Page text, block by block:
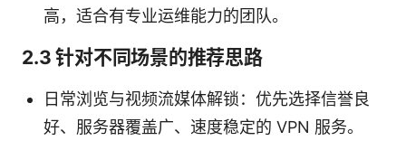
高，适合有专业运维能力的团队。
2.3 针对不同场景的推荐思路
日常浏览与视频流媒体解锁：优先选择信誉良
好、服务器覆盖广、速度稳定的 VPN 服务。